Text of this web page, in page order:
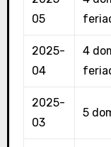
05
2025-
04
4
2025-
03
5